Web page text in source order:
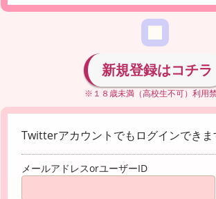
新規登録はコチラ
※１８歳未満（高校生不可）利用
Twitterアカウントでもログインできま
メールアドレスorユーザーID